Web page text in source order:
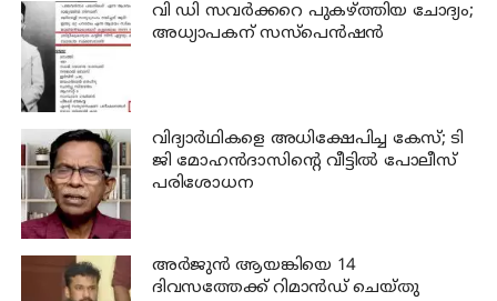
വി ഡി സവര്‍ക്കറെ പുകഴ്ത്തിയ ചോദ്യം;
അധ്യാപകന് സസ്പെന്‍ഷന്‍
വിദ്യാര്‍ഥികളെ അധിക്ഷേപിച്ച കേസ്; ടി
ജി മോഹന്‍ദാസിന്റെ വീട്ടില്‍ പോലീസ്
പരിശോധന
അര്‍ജുന്‍ ആയങ്കിയെ 14
ദിവസത്തേക്ക് റിമാൻഡ് ചെയ്തു